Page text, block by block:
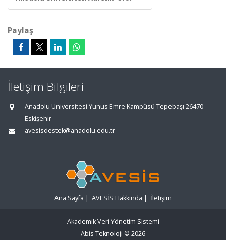
Paylaş
İletişim Bilgileri
Anadolu Üniversitesi Yunus Emre Kampüsü Tepebaşı 26470
Eskişehir
avesisdestek@anadolu.edu.tr
Ana Sayfa | AVESİS Hakkında | İletişim
Akademik Veri Yönetim Sistemi
Abis Teknoloji © 2026